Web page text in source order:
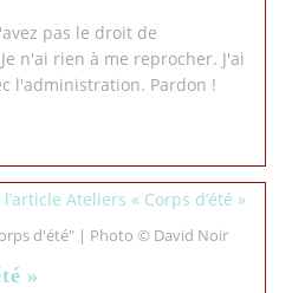
pas le droit de
n'ai rien à me reprocher. J'ai
l'administration. Pardon !
d'été" | Photo © David Noir
»